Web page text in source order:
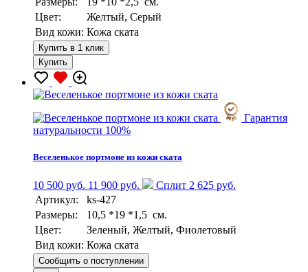
Цвет:
Желтый, Серый
Вид кожи: Кожа ската
Купить в 1 клик
Купить
Гарантия
натуральности 100%
Веселенькое портмоне из кожи ската
10 500 руб. 11 900 руб.
Сплит 2 625 руб.
Артикул:
ks-427
Размеры:
10,5 *19 *1,5 см.
Цвет:
Зеленый, Желтый, Фиолетовый
Вид кожи: Кожа ската
Сообщить о поступлении